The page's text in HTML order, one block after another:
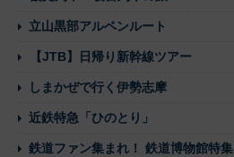
立山黒部アルペンルート
【JTB】日帰り新幹線ツアー
しまかぜで行く伊勢志摩
近鉄特急「ひのとり」
鉄道ファン集まれ！ 鉄道博物館特集